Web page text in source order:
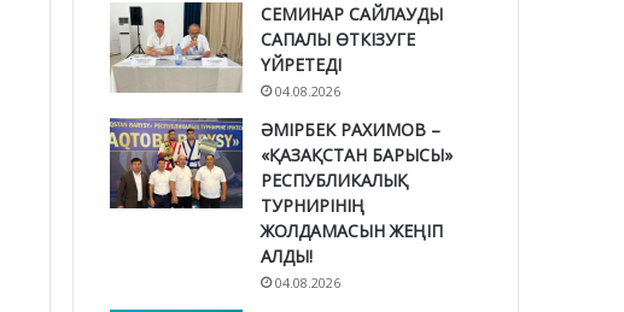
СЕМИНАР САЙЛАУДЫ
САПАЛЫ ӨТКІЗУГЕ
ҮЙРЕТЕДІ
04.08.2026
ӘМІРБЕК РАХИМОВ –
«ҚАЗАҚСТАН БАРЫСЫ»
РЕСПУБЛИКАЛЫҚ
ТУРНИРІНІҢ
ЖОЛДАМАСЫН ЖЕҢІП
АЛДЫ!
04.08.2026